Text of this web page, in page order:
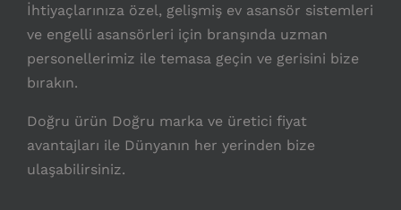
İhtiyaçlarınıza özel, gelişmiş ev asansör sistemleri
ve engelli asansörleri için branşında uzman
personellerimiz ile temasa geçin ve gerisini bize
bırakın.
Doğru ürün Doğru marka ve üretici fiyat
avantajları ile Dünyanın her yerinden bize
ulaşabilirsiniz.